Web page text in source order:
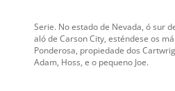
Serie. No estado de Nevada, ó sur
aló de Carson City, esténdese os
Ponderosa, propiedade dos
Adam, Hoss, e o pequeno Joe.